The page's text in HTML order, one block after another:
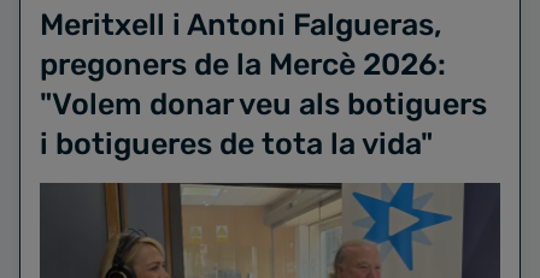
Meritxell i Antoni Falgueras,
pregoners de la Mercè 2026:
"Volem donar veu als botiguers
i botigueres de tota la vida"